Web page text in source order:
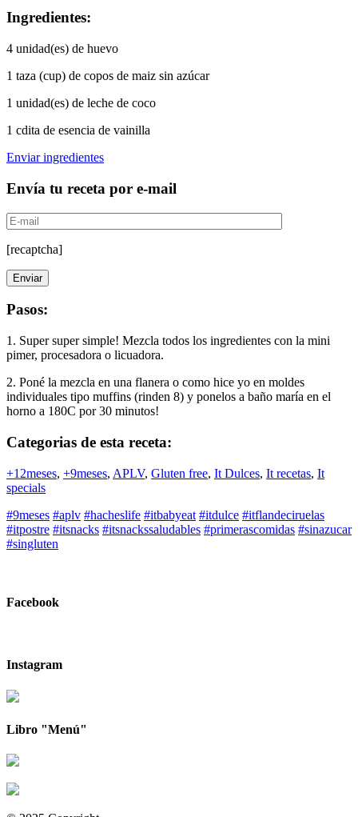
Ingredientes:
4 unidad(es) de huevo
1 taza (cup) de copos de maiz sin azúcar
1 unidad(es) de leche de coco
1 cdita de esencia de vainilla
Enviar ingredientes
Envía tu receta por e-mail
[recaptcha]
Pasos:
1. Super super simple! Mezcla todos los ingredientes con la mini
pimer, procesadora o licuadora.
2. Poné la mezcla en una flanera o como hice yo en moldes
individuales tipo muffins (rinden 8) y ponelos a baño maría en el
horno a 180C por 30 minutos!
Categorias de esta receta:
+12meses, +9meses, APLV, Gluten free, It Dulces, It recetas, It
specials
#9meses #aplv #hacheslife #itbabyeat #itdulce #itflandeciruelas
#itpostre #itsnacks #itsnackssaludables #primerascomidas #sinazucar
#singluten
Facebook
Instagram
Libro "Menú"